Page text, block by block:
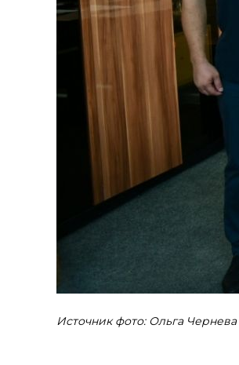
Источник фото: Ольга Чернева